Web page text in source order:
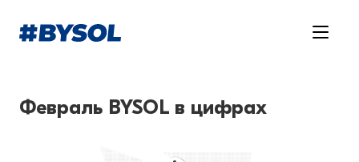
Февраль BYSOL в цифрах